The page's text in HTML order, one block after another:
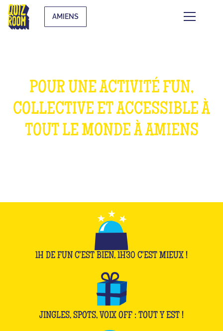
AMIENS
POUR UNE ACTIVITÉ FUN,
COLLECTIVE ET ACCESSIBLE À
TOUT LE MONDE À AMIENS
1H DE FUN C'EST BIEN, 1H30 C'EST MIEUX !
JINGLES, SPOTS, VOIX OFF : TOUT Y EST !